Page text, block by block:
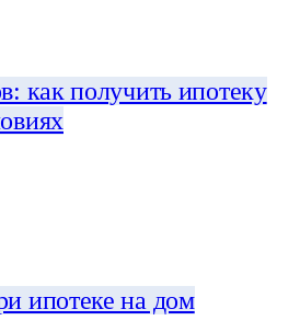
как получить ипотеку
ипотеке на дом